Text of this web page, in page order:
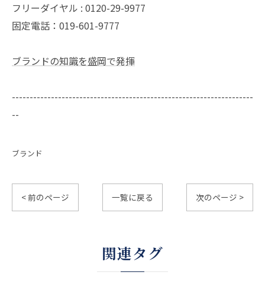
フリーダイヤル : 0120-29-9977
固定電話：019-601-9777
ブランドの知識を盛岡で発揮
--------------------------------------------------------------------
--
ブランド
< 前のページ 一覧に戻る 次のページ >
関連タグ